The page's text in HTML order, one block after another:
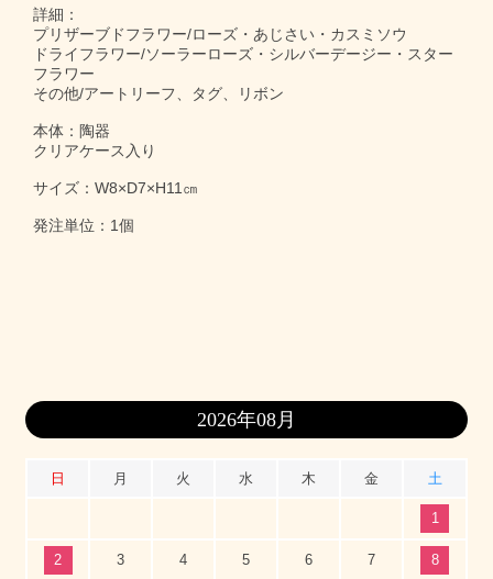
詳細：
プリザーブドフラワー/ローズ・あじさい・カスミソウ
ドライフラワー/ソーラーローズ・シルバーデージー・スター
フラワー
その他/アートリーフ、タグ、リボン
本体：陶器
クリアケース入り
サイズ：W8×D7×H11㎝
発注単位：1個
2026年08月
日 月 火 水 木 金 土
1
2 3 4 5 6 7 8